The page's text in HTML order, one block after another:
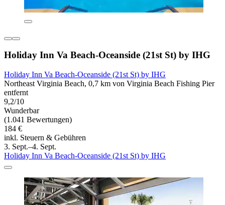
Holiday Inn Va Beach-Oceanside (21st St) by IHG
Holiday Inn Va Beach-Oceanside (21st St) by IHG
Northeast Virginia Beach, 0,7 km von Virginia Beach Fishing Pier
entfernt
9,2/10
Wunderbar
(1.041 Bewertungen)
184 €
inkl. Steuern & Gebühren
3. Sept.–4. Sept.
Holiday Inn Va Beach-Oceanside (21st St) by IHG